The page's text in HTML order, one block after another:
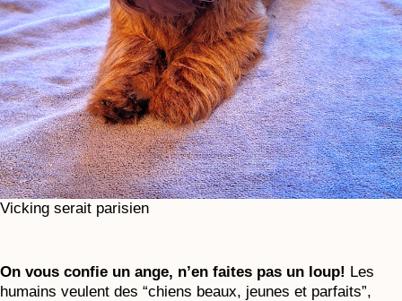
Vicking serait parisien
On vous confie un ange, n’en faites pas un loup! Les
humains veulent des “chiens beaux, jeunes et parfaits”,